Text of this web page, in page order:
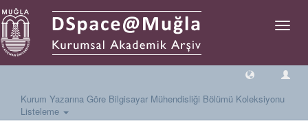
Geçiş
Kurum Yazarına Göre Bilgisayar Mühendisliği Bölümü Koleksiyonu
Listeleme